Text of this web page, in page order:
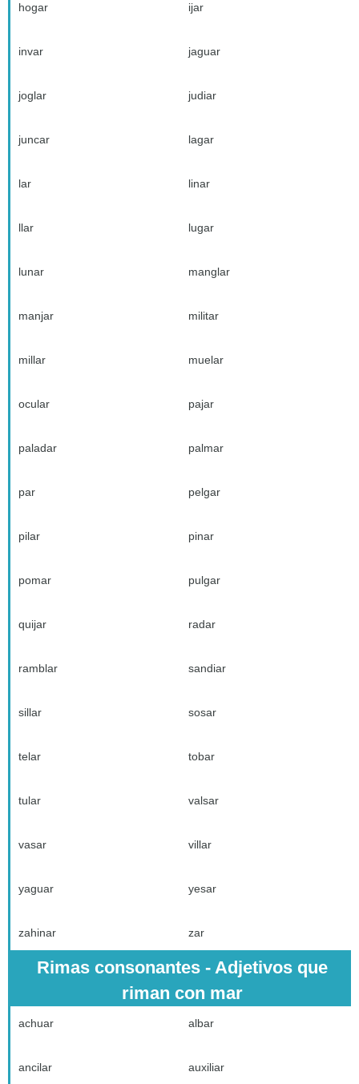
hogar ijar
invar jaguar
joglar judiar
juncar lagar
lar linar
llar lugar
lunar manglar
manjar militar
millar muelar
ocular pajar
paladar palmar
par pelgar
pilar pinar
pomar pulgar
quijar radar
ramblar sandiar
sillar sosar
telar tobar
tular valsar
vasar villar
yaguar yesar
zahinar zar
Rimas consonantes - Adjetivos que
riman con mar
achuar albar
ancilar auxiliar